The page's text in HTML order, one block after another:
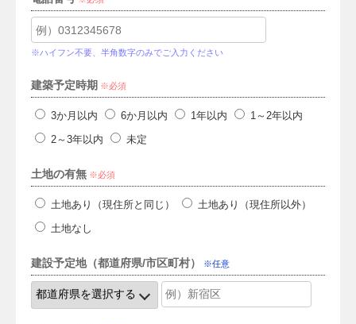
※ハイフン不要、半角数字のみでご入力ください
建築予定時期 必須
3か月以内 6か月以内 1年以内 1～2年以内
2～3年以内 未定
土地の有無 必須
土地あり（現住所と同じ） 土地あり（現住所以外）
土地なし
建設予定地（都道府県/市区町村） 任意